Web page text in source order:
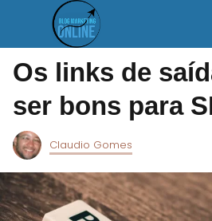
Os links de
ser bons para
Claudio Gomes